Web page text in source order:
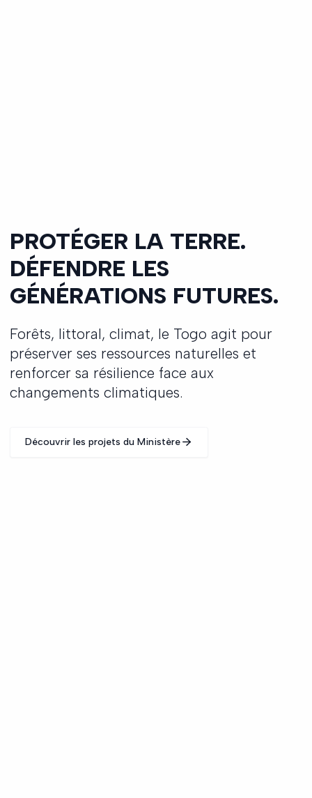
PROTÉGER LA TERRE.
DÉFENDRE LES
GÉNÉRATIONS FUTURES.
Forêts, littoral, climat, le Togo agit pour
préserver ses ressources naturelles et
renforcer sa résilience face aux
changements climatiques.
Découvrir les projets du Ministère